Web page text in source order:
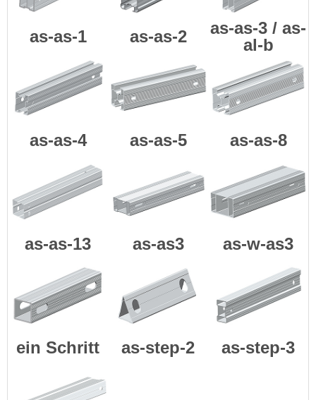
as-as-1 as-as-2
as-as-3 / as-
al-b
as-as-4 as-as-5 as-as-8
as-as-13 as-as3 as-w-as3
ein Schritt as-step-2 as-step-3